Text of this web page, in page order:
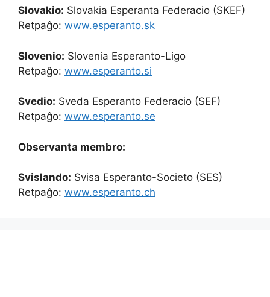
Slovakio: Slovakia Esperanta Federacio (SKEF)
Retpaĝo: www.esperanto.sk
Slovenio: Slovenia Esperanto-Ligo
Retpaĝo: www.esperanto.si
Svedio: Sveda Esperanto Federacio (SEF)
Retpaĝo: www.esperanto.se
Observanta membro:
Svislando: Svisa Esperanto-Societo (SES)
Retpaĝo: www.esperanto.ch